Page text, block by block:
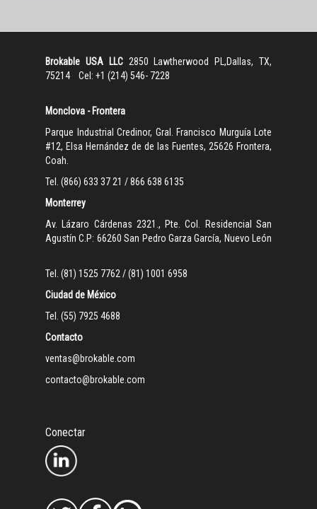
Brokable USA LLC2850 Lawtherwood PL,Dallas, TX,
75214 Cel: +1 (214) 546- 7228
Monclova - Frontera
Parque Industrial Credinor, Gral. Francisco Murguía Lote
#12, Elsa Hernández de de las Fuentes, 25626 Frontera,
Coah.
Tel. (866) 633 37 21 / 866 638 6135
Monterrey
Av. Lázaro Cárdenas 2321., Pte. Col. Residencial San
Agustín C.P: 66260 San Pedro Garza García, Nuevo León
Tel. (81) 1525 7762 / (81) 1001 6958
Ciudad de México
Tel. (55) 7925 4688
Contacto
ventas@brokable.com
contacto@brokable.com
Conectar